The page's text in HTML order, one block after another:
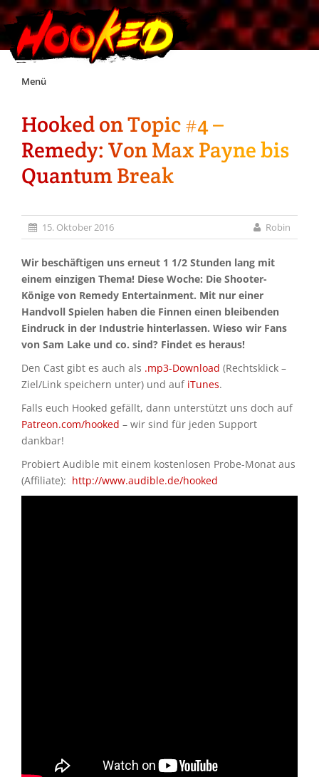
Skip
Menü
Unterstützt Hooked!
Exklusiv für Supporter*innen
Hooked on Topic #4 –
Remedy: Von Max Payne bis
Quantum Break
15. Oktober 2016 Robin
Wir beschäftigen uns erneut 1 1/2 Stunden lang mit
einem einzigen Thema! Diese Woche: Die Shooter-
Könige von Remedy Entertainment. Mit nur einer
Handvoll Spielen haben die Finnen einen bleibenden
Eindruck in der Industrie hinterlassen. Wieso wir Fans
von Sam Lake und co. sind? Findet es heraus!
Den Cast gibt es auch als .mp3-Download (Rechtsklick –
Ziel/Link speichern unter) und auf iTunes.
Falls euch Hooked gefällt, dann unterstützt uns doch auf
Patreon.com/hooked – wir sind für jeden Support
dankbar!
Probiert Audible mit einem kostenlosen Probe-Monat aus
(Affiliate): http://www.audible.de/hooked